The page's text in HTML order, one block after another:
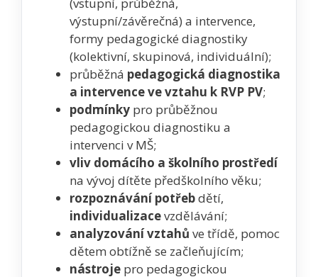
(vstupní, průběžná,
výstupní/závěrečná) a intervence,
formy pedagogické diagnostiky
(kolektivní, skupinová, individuální);
průběžná pedagogická diagnostika
a intervence ve vztahu k RVP PV;
podmínky pro průběžnou
pedagogickou diagnostiku a
intervenci v MŠ;
vliv domácího a školního prostředí
na vývoj dítěte předškolního věku;
rozpoznávání potřebdětí,
individualizacevzdělávání;
analyzování vztahů ve třídě, pomoc
dětem obtížně se začleňujícím;
nástroje pro pedagogickou